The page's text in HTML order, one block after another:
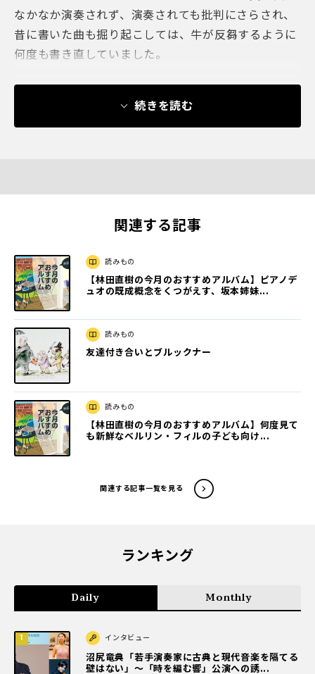
なかなか演奏されず、演奏されても批判にさらされ、
昔に書いた曲も掘り起こしては、牛が反芻するように
何度も書き直していました。
続きを読む
関連する記事
読みもの
【林田直樹の今月のおすすめアルバム】ピアノデ
ュオの既成概念をくつがえす、坂本姉妹...
読みもの
友達付き合いとブルックナー
読みもの
【林田直樹の今月のおすすめアルバム】何度見て
も新鮮なベルリン・フィルの子ども向け...
関連する記事一覧を見る
ランキング
Daily Monthly
インタビュー
沼尻竜典「若手演奏家に古典と現代音楽を隔てる
壁はない」～「時を編む響」公演への誘...